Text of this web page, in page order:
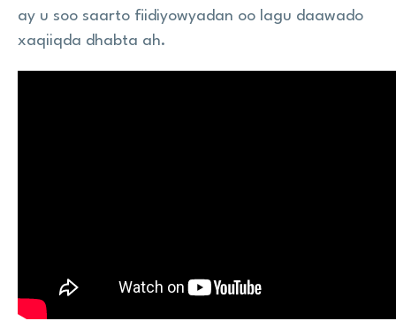
ay u soo saarto fiidiyowyadan oo lagu daawado
xaqiiqda dhabta ah.